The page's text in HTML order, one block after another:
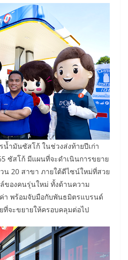
น้ำมันซัสโก้ ในช่วงส่งท้ายปีเก่า
ซัสโก้ มีแผนที่จะดำเนินการขยาย
น 20 สาขา ภายใต้ดีไซน์ใหม่ที่สวย
ของคนรุ่นใหม่ ทั้งด้านความ
า พร้อมจับมือกับพันธมิตรแบรนด์
จะขยายให้ครอบคลุมต่อไป